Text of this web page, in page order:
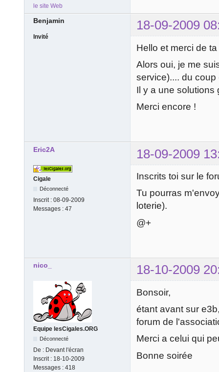
le site Web
Benjamin 18-09-2009
Invité
Hello et merci de
Alors oui, je me
service).... du coup
Il y a une solutions
Merci encore !
Eric2A 18-09-2009
Cigale
Déconnecté
Inscrit : 08-09-2009
Messages : 47
Inscrits toi sur le
Tu pourras
loterie).
@+
nico_ 18-10-2009
Equipe lesCigales.ORG
Déconnecté
De : Devant l'écran
Inscrit : 18-10-2009
Messages : 418
Bonsoir,
étant avant sur
forum de
Merci a celui qui
Bonne soirée